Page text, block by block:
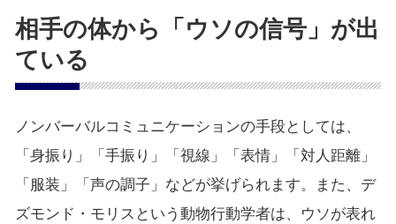
相手の体から「ウソの信号」が出
ている
ノンバーバルコミュニケーションの手段としては、
「身振り」「手振り」「視線」「表情」「対人距離」
「服装」「声の調子」などが挙げられます。また、デ
ズモンド・モリスという動物行動学者は、ウソが表れ